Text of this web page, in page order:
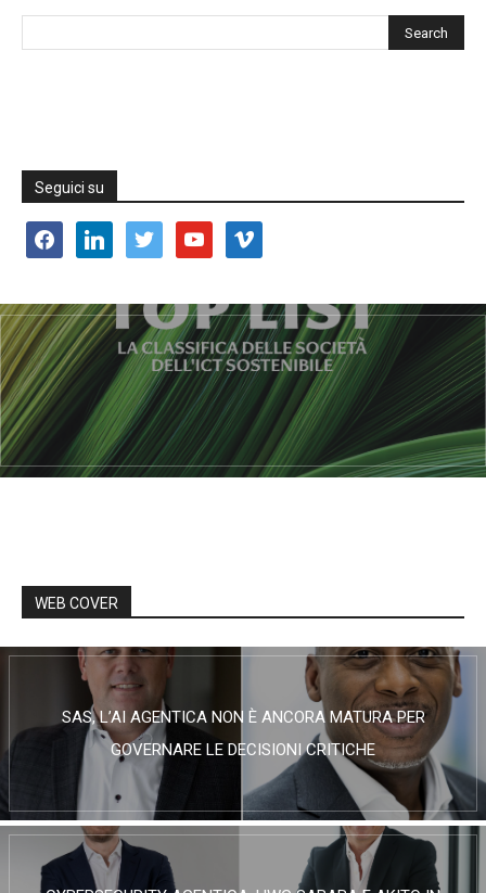
Seguici su
facebooklinkedin twitter youtube vimeo
WEB COVER
SAS, L’AI AGENTICA NON È ANCORA MATURA PER
GOVERNARE LE DECISIONI CRITICHE